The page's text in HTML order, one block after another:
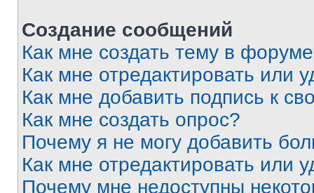
Создание сообщений
Как мне создать тему в
Как мне отредактировать или
Как мне добавить подпись к
Как мне создать опрос?
Почему я не могу добавить
Как мне отредактировать или
Почему мне недоступны